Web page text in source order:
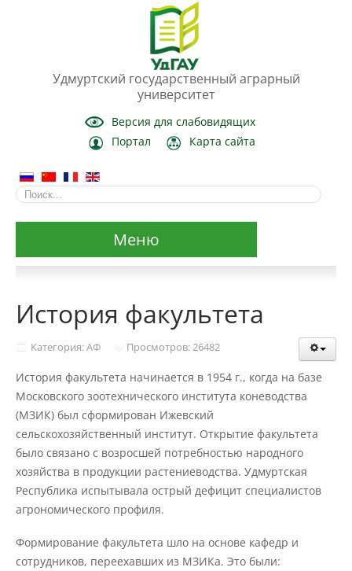
Удмуртский государственный аграрный
университет
Версия для слабовидящих
Портал
Карта сайта
Меню
Основные сведения
образовательной организацией
Документы
Образовательные стандарты и
требования
Образование
История факультета
Категория: АФ Просмотров: 26482
История факультета начинается в 1954 г., когда на базе
Московского зоотехнического института коневодства
(МЗИК) был сформирован Ижевский
сельскохозяйственный институт. Открытие факультета
было связано с возросшей потребностью народного
хозяйства в продукции растениеводства. Удмуртская
Республика испытывала острый дефицит специалистов
агрономического профиля.
Формирование факультета шло на основе кафедр и
сотрудников, переехавших из МЗИКа. Это были: